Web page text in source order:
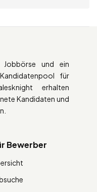
Jobbörse und ein
für
erhalten
Kandidaten und
Bewerber